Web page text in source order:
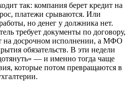
так: компания берет кредит на
платежи срываются. Или
но денег у должника нет.
требует документы по договору,
на досрочном исполнении, а МФО
обязательств. В эти недели
— и именно тогда чаще
которые потом превращаются в